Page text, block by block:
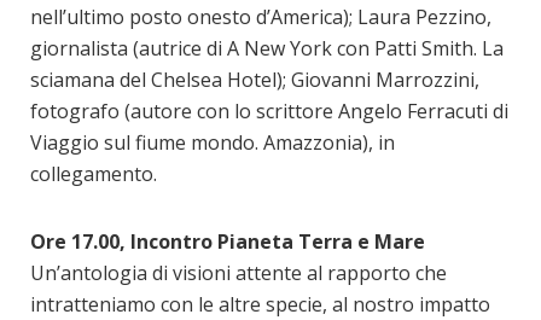
nell’ultimo posto onesto d’America); Laura Pezzino,
giornalista (autrice di A New York con Patti Smith. La
sciamana del Chelsea Hotel); Giovanni Marrozzini,
fotografo (autore con lo scrittore Angelo Ferracuti di
Viaggio sul fiume mondo. Amazzonia), in
collegamento.
Ore 17.00, Incontro Pianeta Terra e Mare
Un’antologia di visioni attente al rapporto che
intratteniamo con le altre specie, al nostro impatto